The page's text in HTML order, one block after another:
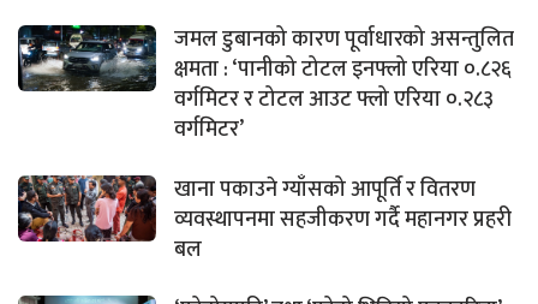
जमल डुबानको कारण पूर्वाधारको असन्तुलित
क्षमता : ‘पानीको टोटल इनफ्लो एरिया ०.८२६
वर्गमिटर र टोटल आउट फ्लो एरिया ०.२८३
वर्गमिटर’
खाना पकाउने ग्याँसको आपूर्ति र वितरण
व्यवस्थापनमा सहजीकरण गर्दै महानगर प्रहरी
बल